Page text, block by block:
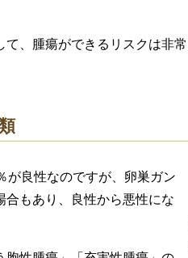
て、腫瘍ができるリスクは非
が良性なのですが、卵巣ガン
合もあり、良性から悪性にな